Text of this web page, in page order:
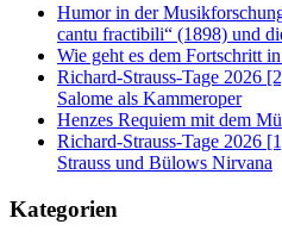
Humor in der
cantu fractibili“ (1898) und
Wie geht es dem Fortschritt
Richard-Strauss-Tage 2026
Salome als Kammeroper
Henzes Requiem mit dem
Richard-Strauss-Tage 2026
Strauss und Bülows Nirvana
Kategorien